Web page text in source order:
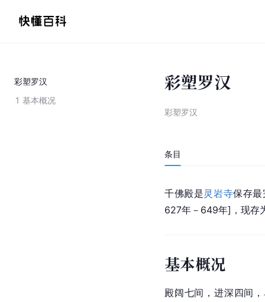
彩塑罗汉
1 基本概况
彩塑罗汉
彩塑罗汉
条目
千佛殿是灵岩寺保存
627年－649年]，现存
基本概况
殿阔七间，进深四间